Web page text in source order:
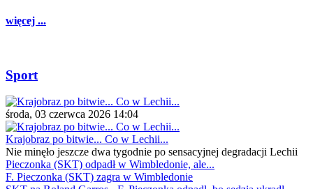
więcej ...
Sport
środa, 03 czerwca 2026 14:04
Krajobraz po bitwie... Co w Lechii...
Nie minęło jeszcze dwa tygodnie po sensacyjnej degradacji Lechii
Pieczonka (SKT) odpadł w Wimbledonie, ale...
F. Pieczonka (SKT) zagra w Wimbledonie